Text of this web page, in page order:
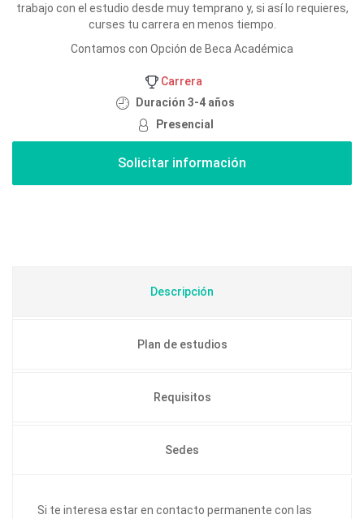
trabajo con el estudio desde muy temprano y, si así lo requieres,
curses tu carrera en menos tiempo.
Contamos con Opción de Beca Académica
Carrera
Duración 3-4 años
Presencial
Descripción
Plan de estudios
Requisitos
Sedes
Si te interesa estar en contacto permanente con las